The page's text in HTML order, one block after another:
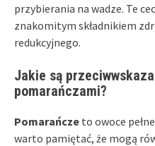
przybierania na wadze. Te
znakomitym składnikiem
redukcyjnego.
Jakie są
pomarańczami?
Pomarańcze to owoce
warto pamiętać, że mogą